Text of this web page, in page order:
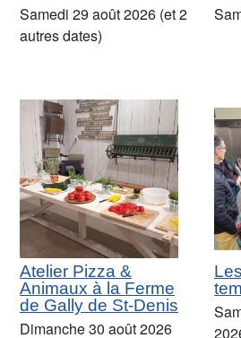
Samedi 29 août 2026 (et 2
autres dates)
Atelier Pizza &
Animaux à la Ferme
de Gally de St-Denis
Dimanche 30 août 2026